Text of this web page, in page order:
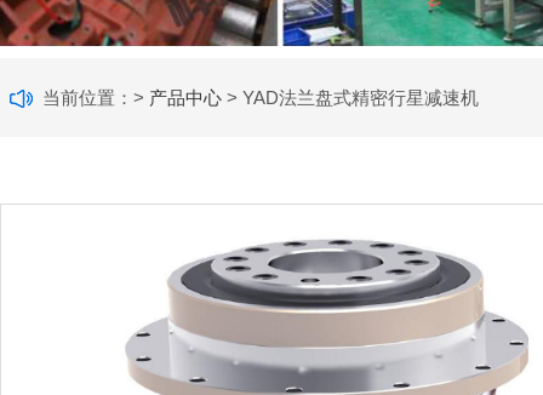
当前位置：> 产品中心 > YAD法兰盘式精密行星减速机